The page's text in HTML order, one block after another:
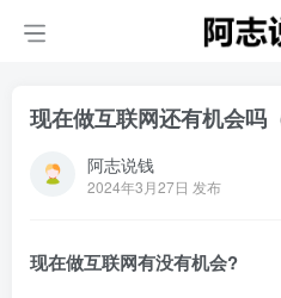
现在做互联网还有机会吗
阿志说钱
2024年3月27日 发布
现在做互联网有没有机会?